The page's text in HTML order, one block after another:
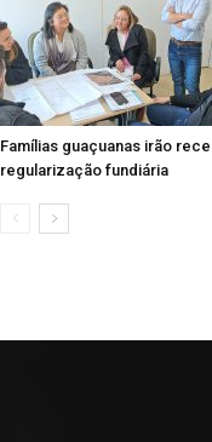
Famílias guaçuanas irão
regularização fundiária